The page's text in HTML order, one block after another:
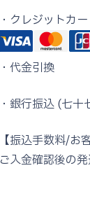
・クレジットカ
・代金引換
・銀行振込 (七
【振込手数料/お
ご入金確認後の発